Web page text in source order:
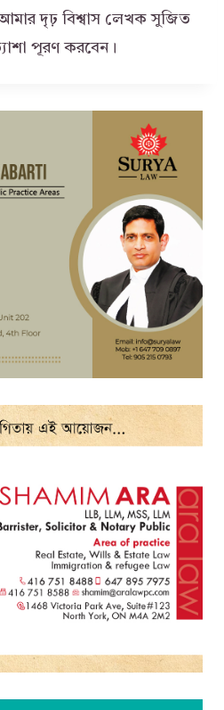
দৃঢ় বিশ্বাস লেখক সুজিত
পূরণ করবেন।